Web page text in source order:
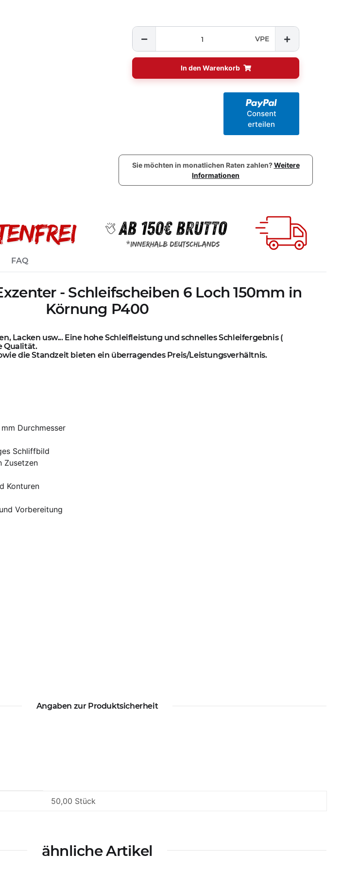
VPE
In den Warenkorb
Consent
erteilen
Sie möchten in monatlichen Raten zahlen?Weitere
Informationen
FAQ
- Schleifscheiben 6 Loch 150mm in
Körnung P400
Lacken usw... Eine hohe Schleifleistung und schnelles Schleifergebnis (
Qualität.
die Standzeit bieten ein überragendes Preis/Leistungsverhältnis.
Durchmesser
Schliffbild
Zusetzen
Konturen
Vorbereitung
Angaben zur Produktsicherheit
50,00 Stück
ähnliche Artikel